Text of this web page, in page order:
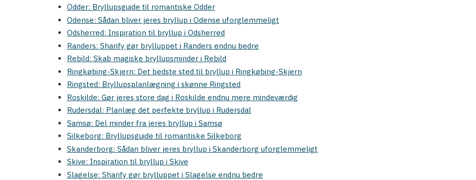
Odder: Bryllupsguide til romantiske Odder
Odense: Sådan bliver jeres bryllup i Odense uforglemmeligt
Odsherred: Inspiration til bryllup i Odsherred
Randers: Sharify gør brylluppet i Randers endnu bedre
Rebild: Skab magiske bryllupsminder i Rebild
Ringkøbing-Skjern: Det bedste sted til bryllup i Ringkøbing-Skjern
Ringsted: Bryllupsplanlægning i skønne Ringsted
Roskilde: Gør jeres store dag i Roskilde endnu mere mindeværdig
Rudersdal: Planlæg det perfekte bryllup i Rudersdal
Samsø: Del minder fra jeres bryllup i Samsø
Silkeborg: Bryllupsguide til romantiske Silkeborg
Skanderborg: Sådan bliver jeres bryllup i Skanderborg uforglemmeligt
Skive: Inspiration til bryllup i Skive
Slagelse: Sharify gør brylluppet i Slagelse endnu bedre